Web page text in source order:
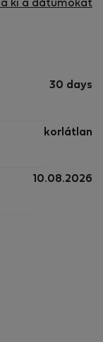
ki a dátumokat
30 days
korlátlan
10.08.2026